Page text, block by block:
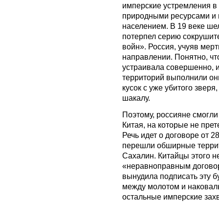
имперские устремления
природными ресурсами
населением. В 19 веке
потерпел серию
войн». Россия, учуяв
направлении. Понятно,
устраивала совершенно,
территорий выполнили
кусок с уже убитого
шакалу.
Поэтому, россияне
Китая, на которые не
Речь идет о договоре от
перешли обширные
Сахалин. Китайцы этого
«неравноправным
вынудила подписать эту
между молотом и
остальные имперские